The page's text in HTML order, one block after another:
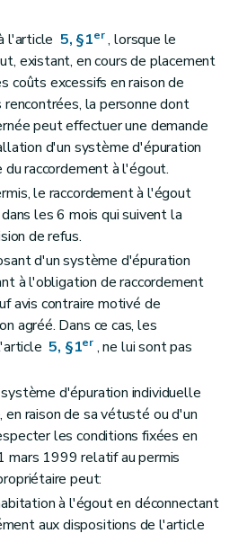
l'article 5, §1er, lorsque le
existant, en cours de placement
coûts excessifs en raison de
la personne dont
peut effectuer une demande
d'un système d'épuration
raccordement à l'égout.
le raccordement à l'égout
les 6 mois qui suivent la
de refus.
d'un système d'épuration
à l'obligation de raccordement
avis contraire motivé de
agréé. Dans ce cas, les
5, §1er , ne lui sont pas
d'épuration individuelle
raison de sa vétusté ou d'un
les conditions fixées en
mars 1999 relatif au permis
peut:
à l'égout en déconnectant
aux dispositions de l'article